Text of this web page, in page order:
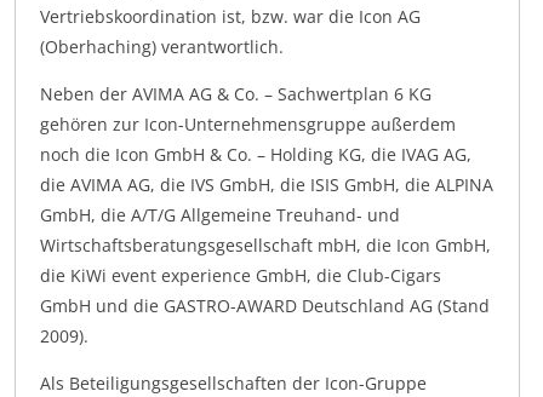
Vertriebskoordination ist, bzw. war die Icon AG
(Oberhaching) verantwortlich.
Neben der AVIMA AG & Co. – Sachwertplan 6 KG
gehören zur Icon-Unternehmensgruppe außerdem
noch die Icon GmbH & Co. – Holding KG, die IVAG AG,
die AVIMA AG, die IVS GmbH, die ISIS GmbH, die ALPINA
GmbH, die A/T/G Allgemeine Treuhand- und
Wirtschaftsberatungsgesellschaft mbH, die Icon GmbH,
die KiWi event experience GmbH, die Club-Cigars
GmbH und die GASTRO-AWARD Deutschland AG (Stand
2009).
Als Beteiligungsgesellschaften der Icon-Gruppe